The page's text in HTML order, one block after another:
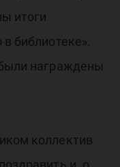
итоги
библиотеке».
награждены
коллектив